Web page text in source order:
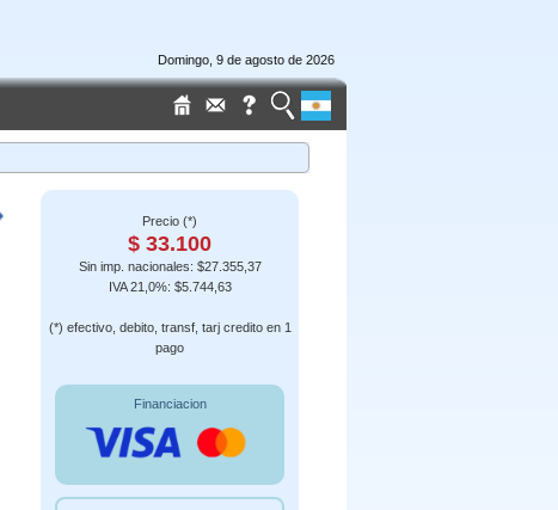
Domingo, 9 de agosto de 2026
Precio (*)
$ 33.100
Sin imp. nacionales: $27.355,37
IVA 21,0%: $5.744,63
(*) efectivo, debito, transf, tarj credito en 1
pago
Financiacion